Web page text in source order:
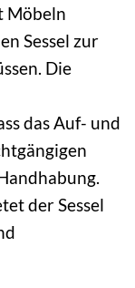
Möbeln
Sessel zur
Die
das Auf- und
der Sessel